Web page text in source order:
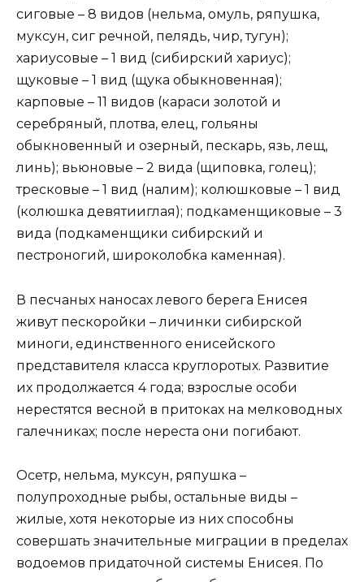
сиговые – 8 видов (нельма, омуль, ряпушка,
муксун, сиг речной, пелядь, чир, тугун);
хариусовые – 1 вид (сибирский хариус);
щуковые – 1 вид (щука обыкновенная);
карповые – 11 видов (караси золотой и
серебряный, плотва, елец, гольяны
обыкновенный и озерный, пескарь, язь, лещ,
линь); вьюновые – 2 вида (щиповка, голец);
тресковые – 1 вид (налим); колюшковые – 1 вид
(колюшка девятииглая); подкаменщиковые – 3
вида (подкаменщики сибирский и
пестроногий, широколобка каменная).
В песчаных наносах левого берега Енисея
живут пескоройки – личинки сибирской
миноги, единственного енисейского
представителя класса круглоротых. Развитие
их продолжается 4 года; взрослые особи
нерестятся весной в притоках на мелководных
галечниках; после нереста они погибают.
Осетр, нельма, муксун, ряпушка –
полупроходные рыбы, остальные виды –
жилые, хотя некоторые из них способны
совершать значительные миграции в пределах
водоемов придаточной системы Енисея. По